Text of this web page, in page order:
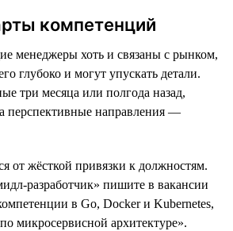
компетенций
менеджеры хоть и связаны с рынком,
глубоко и могут упускать детали.
три месяца или полгода назад,
перспективные направления —
от жёсткой привязки к должностям.
разработчик» пишите в вакансии
в Go, Docker и Kubernetes,
микросервисной архитектуре».